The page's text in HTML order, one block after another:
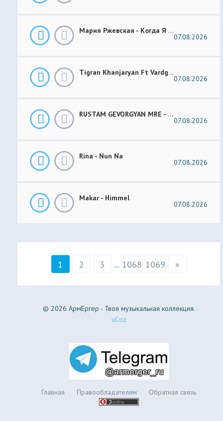
Мария Ржевская - Когда Я Стану Кошкой (Future Garage Remix)
07.08.2026
Tigran Khanjaryan Ft Vardges - Pap Jan
07.08.2026
RUSTAM GEVORGYAN MRE - GAR XOROVATC
07.08.2026
Rina - Nun Na
07.08.2026
Makar - Himmel
07.08.2026
1 2 3 ... 1068 1069 »
© 2026 АрмЕргер - Твоя музыкальная коллекция.
uCoz
Главная Правообладателям Обратная связь